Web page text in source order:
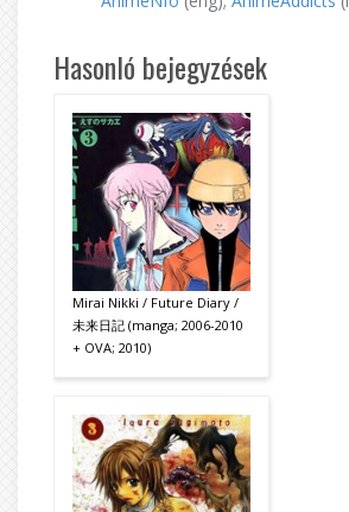
Hasonló bejegyzések
Mirai Nikki / Future Diary /
未来日記 (manga; 2006-2010
+ OVA; 2010)